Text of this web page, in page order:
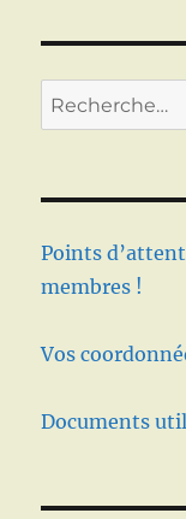
Recherche
pour :
Points
membres !
Vos
Documents